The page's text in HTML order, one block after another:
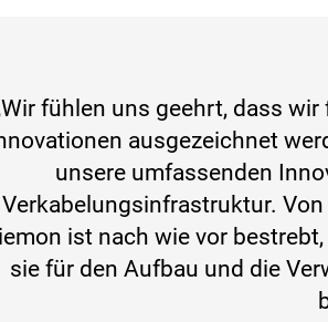
fühlen uns geehrt, dass
ausgezeichnet
unsere umfassenden
Verkabelungsinfrastruktur.
ist nach wie vor
sie für den Aufbau und die